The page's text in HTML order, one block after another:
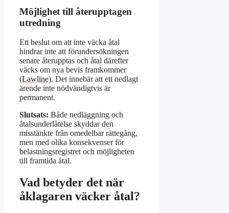
Möjlighet till återupptagen
utredning
Ett beslut om att inte väcka åtal
hindrar inte att förundersökningen
senare återupptas och åtal därefter
väcks om nya bevis framkommer
(Lawline). Det innebär att ett nedlagt
ärende inte nödvändigtvis är
permanent.
Slutsats: Både nedläggning och
åtalsunderlåtelse skyddar den
misstänkte från omedelbar rättegång,
men med olika konsekvenser för
belastningsregistret och möjligheten
till framtida åtal.
Vad betyder det när
åklagaren väcker åtal?